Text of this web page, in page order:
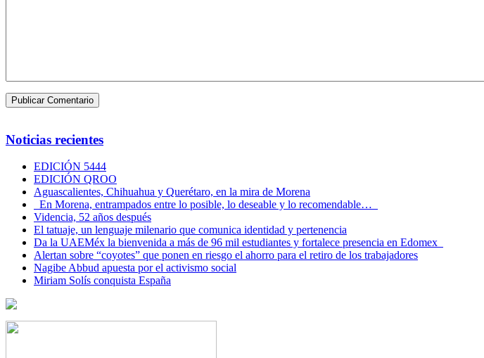
Noticias recientes
EDICIÓN 5444
EDICIÓN QROO
Aguascalientes, Chihuahua y Querétaro, en la mira de Morena
En Morena, entrampados entre lo posible, lo deseable y lo recomendable…
Videncia, 52 años después
El tatuaje, un lenguaje milenario que comunica identidad y pertenencia
Da la UAEMéx la bienvenida a más de 96 mil estudiantes y fortalece presencia en Edomex
Alertan sobre “coyotes” que ponen en riesgo el ahorro para el retiro de los trabajadores
Nagibe Abbud apuesta por el activismo social
Miriam Solís conquista España